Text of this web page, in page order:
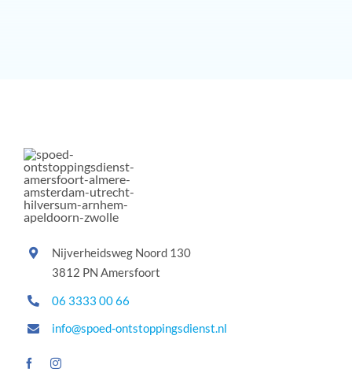
Nijverheidsweg Noord 130
3812 PN Amersfoort
06 3333 00 66
info@spoed-ontstoppingsdienst.nl